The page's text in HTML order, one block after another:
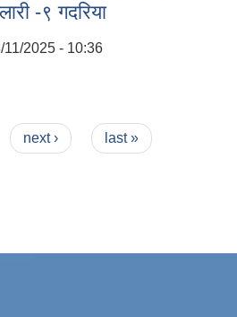
-९ गदरिया
11/2025 - 10:36
next › last »